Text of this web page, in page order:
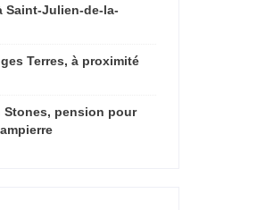
Saint-Julien-de-la-
Terres, à proximité
Stones, pension pour